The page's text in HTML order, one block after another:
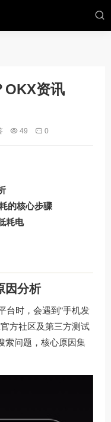
OKX资讯
49 0
的核心步骤
耗电
因分析
台时，会遇到“手机发
方社区及第三方测试
索问题，核心原因集